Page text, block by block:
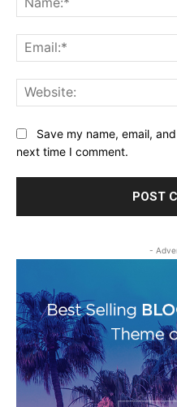
Save my name, email,
next time I comment.
-